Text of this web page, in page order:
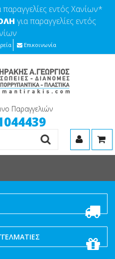
παραγγελίες εντός Χανίων*
για παραγγελίες εντός
Επικοινωνία
Παραγγελιών